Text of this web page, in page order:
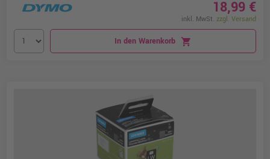
18,99 €
inkl. MwSt. zzgl. Versand
In den Warenkorb shopping_cart